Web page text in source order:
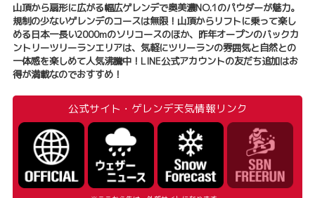
山頂から扇形に広がる幅広ゲレンデで奥美濃NO.1のパウダーが魅力。
規制の少ないゲレンデのコースは無限！山頂からリフトに乗って楽し
める日本一長い2000mのソリコースのほか、昨年オープンのバックカ
ントリーツリーランエリアは、気軽にツリーランの雰囲気と自然との
一体感を楽しめて人気沸騰中！LINE公式アカウントの友だち追加はお
得が満載なのでおすすめ！
公式サイト・ゲレンデ天気情報リンク